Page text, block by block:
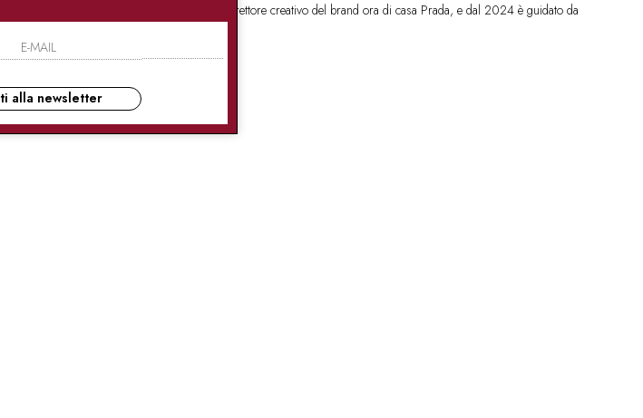
il suo apice con Raf Simons, vecchio direttore creativo del brand ora di casa Prada, e dal 2024 è guidato da
elegante. A te?
alla newsletter